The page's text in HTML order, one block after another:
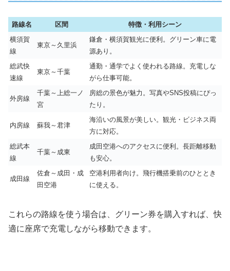
路線名 区間
特徴・利用シーン
横須賀
線
東京～久里浜
鎌倉・横須賀観光に便利。グリーン車に電
源あり。
総武快
速線
東京～千葉
通勤・通学でよく使われる路線。充電しな
がら仕事可能。
外房線
千葉～上総一ノ
宮
房総の景色が魅力。写真やSNS投稿にぴっ
たり。
内房線 蘇我～君津
海沿いの風景が美しい。観光・ビジネス両
方に対応。
総武本
線
千葉～成東
成田空港へのアクセスに便利。長距離移動
も安心。
成田線
佐倉～成田・成
田空港
空港利用者向け。飛行機搭乗前のひととき
に使える。
これらの路線を使う場合は、グリーン券を購入すれば、快
適に座席で充電しながら移動できます。